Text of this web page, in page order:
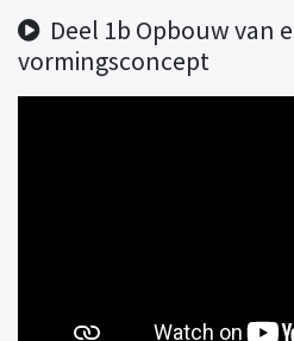
Deel 1b Opbouw van
vormingsconcept